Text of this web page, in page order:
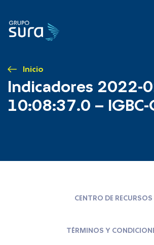
Inicio
Indicadores 2022-
10:08:37.0 – IGBC-
CENTRO DE RECURSOS
TÉRMINOS Y